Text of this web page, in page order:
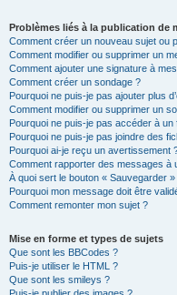
Problèmes liés à la publication de
Comment créer un nouveau sujet ou
Comment modifier ou supprimer un
Comment ajouter une signature à
Comment créer un sondage ?
Pourquoi ne puis-je pas ajouter plus
Comment modifier ou supprimer un
Pourquoi ne puis-je pas accéder à un
Pourquoi ne puis-je pas joindre des
Pourquoi ai-je reçu un avertissement
Comment rapporter des messages à
À quoi sert le bouton « Sauvegarder
Pourquoi mon message doit être
Comment remonter mon sujet ?
Mise en forme et types de sujets
Que sont les BBCodes ?
Puis-je utiliser le HTML ?
Que sont les smileys ?